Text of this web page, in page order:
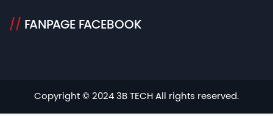
// FANPAGE FACEBOOK
Copyright © 2024 3B TECH All rights reserved.